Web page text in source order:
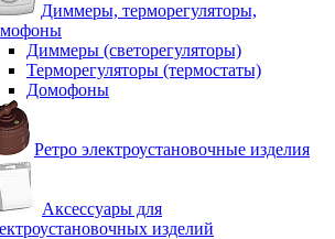
Диммеры, терморегуляторы,
Диммеры (светорегуляторы)
Терморегуляторы (термостаты)
Домофоны
Ретро электроустановочные изделия
Аксессуары для
изделий